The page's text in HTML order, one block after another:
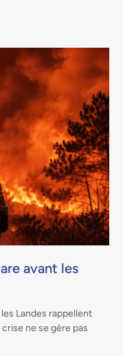
avant les
Landes rappellent
ne se gère pas